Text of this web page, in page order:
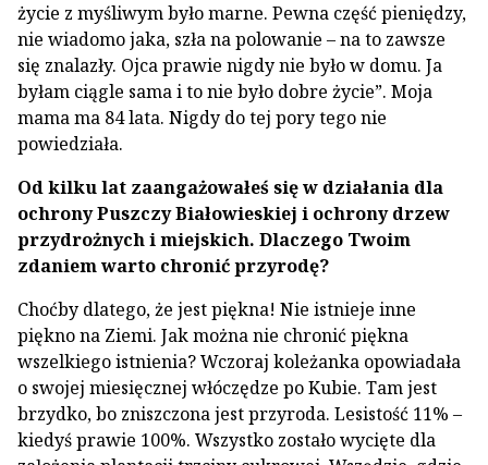
życie z myśliwym było marne. Pewna część pieniędzy,
nie wiadomo jaka, szła na polowanie – na to zawsze
się znalazły. Ojca prawie nigdy nie było w domu. Ja
byłam ciągle sama i to nie było dobre życie”. Moja
mama ma 84 lata. Nigdy do tej pory tego nie
powiedziała.
Od kilku lat zaangażowałeś się w działania dla
ochrony Puszczy Białowieskiej i ochrony drzew
przydrożnych i miejskich. Dlaczego Twoim
zdaniem warto chronić przyrodę?
Choćby dlatego, że jest piękna! Nie istnieje inne
piękno na Ziemi. Jak można nie chronić piękna
wszelkiego istnienia? Wczoraj koleżanka opowiadała
o swojej miesięcznej włóczędze po Kubie. Tam jest
brzydko, bo zniszczona jest przyroda. Lesistość 11% –
kiedyś prawie 100%. Wszystko zostało wycięte dla